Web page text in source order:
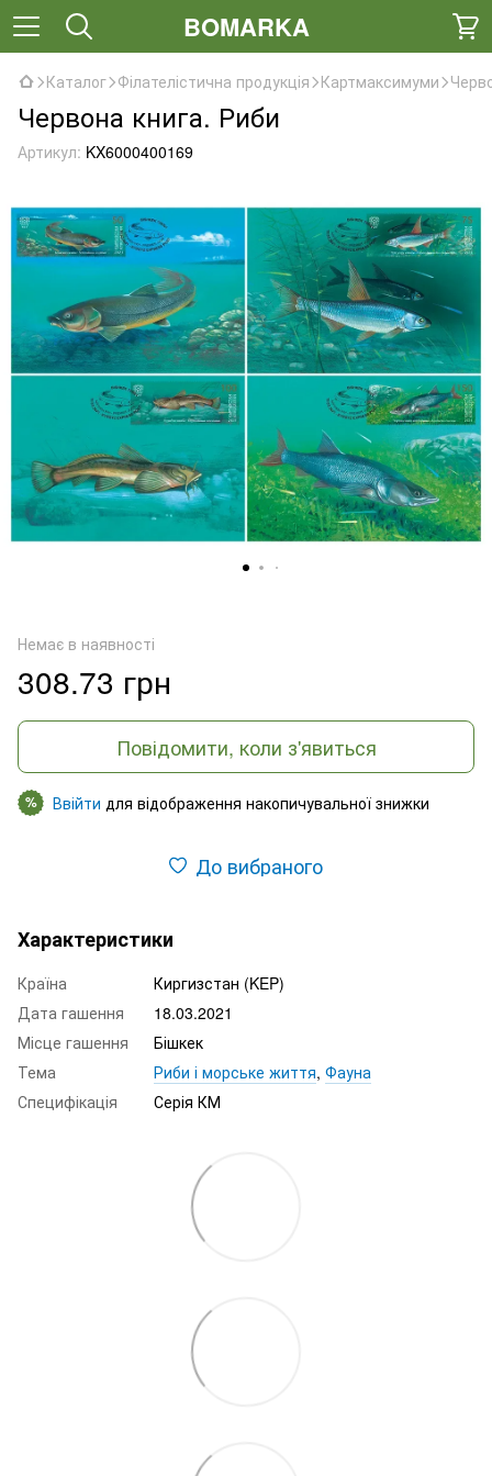
BOMARKA
Каталог Філателістична продукція Картмаксимуми
Червона книга. Риби
Артикул: KX6000400169
Немає в наявності
308.73 грн
Повідомити, коли з'явиться
% Ввійти для відображення накопичувальної знижки
До вибраного
Характеристики
Країна
Киргизстан (KEP)
Дата гашення
18.03.2021
Місце гашення
Бішкек
Тема
Риби і морське життя, Фауна
Специфікація
Серія КМ